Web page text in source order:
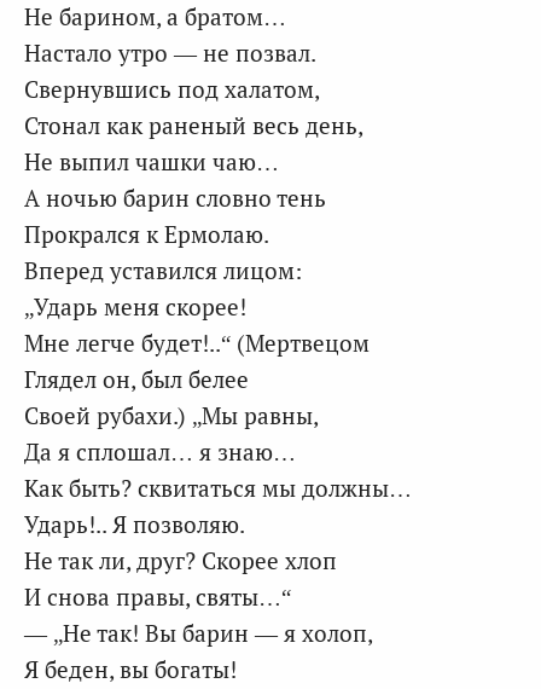
Не барином, а братом…
Настало утро — не позвал.
Свернувшись под халатом,
Стонал как раненый весь день,
Не выпил чашки чаю…
А ночью барин словно тень
Прокрался к Ермолаю.
Вперед уставился лицом:
„Ударь меня скорее!
Мне легче будет!..“ (Мертвецом
Глядел он, был белее
Своей рубахи.) „Мы равны,
Да я сплошал… я знаю…
Как быть? сквитаться мы должны…
Ударь!.. Я позволяю.
Не так ли, друг? Скорее хлоп
И снова правы, святы…“
— „Не так! Вы барин — я холоп,
Я беден, вы богаты!